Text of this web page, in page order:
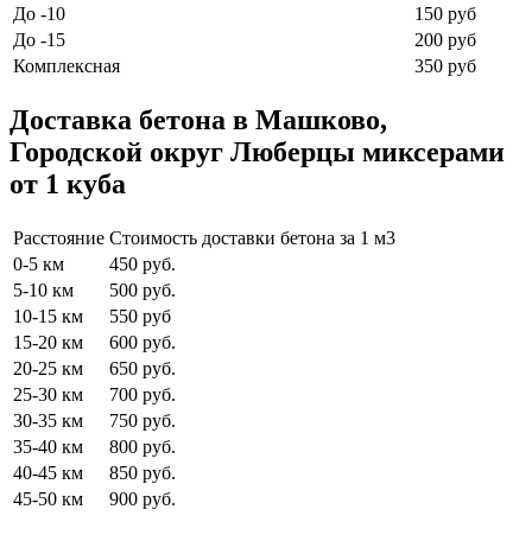
До -10
150 руб
До -15
200 руб
Комплексная
350 руб
Доставка бетона в Машково,
Городской округ Люберцы миксерами
от 1 куба
Расстояние Стоимость доставки бетона за 1 м3
0-5 км
450 руб.
5-10 км
500 руб.
10-15 км
550 руб
15-20 км
600 руб.
20-25 км
650 руб.
25-30 км
700 руб.
30-35 км
750 руб.
35-40 км
800 руб.
40-45 км
850 руб.
45-50 км
900 руб.